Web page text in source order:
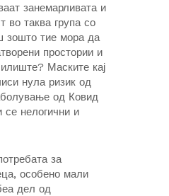
занемарливата и
во таква група со
зошто тие мора да
простории и
Маските кај
нула ризик од
од Ковид
се нелогични и
за
особено мали
дел од